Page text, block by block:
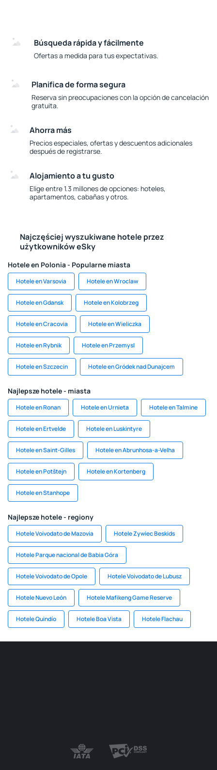
Búsqueda rápida y fácilmente
Ofertas a medida para tus expectativas.
Planifica de forma segura
Reserva sin preocupaciones con la opción de cancelación
gratuita.
Ahorra más
Precios especiales, ofertas y descuentos adicionales
después de registrarse.
Alojamiento a tu gusto
Elige entre 1.3 millones de opciones: hoteles,
apartamentos, cabañas y otros.
Najczęściej wyszukiwane hotele przez
użytkowników eSky
Hotele en Polonia - Popularne miasta
Hotele en Varsovia Hotele en Wroclaw
Hotele en Gdansk Hotele en Kolobrzeg
Hotele en Cracovia Hotele en Wieliczka
Hotele en Rybnik Hotele en Przemysl
Hotele en Szczecin Hotele en Gródek nad Dunajcem
Najlepsze hotele - miasta
Hotele en Ronan Hotele en Urnieta Hotele en Talmine
Hotele en Ertvelde Hotele en Luskintyre
Hotele en Saint-Gilles Hotele en Abrunhosa-a-Velha
Hotele en Potštejn Hotele en Kortenberg
Hotele en Stanhope
Najlepsze hotele - regiony
Hotele Voivodato de Mazovia Hotele Zywiec Beskids
Hotele Parque nacional de Babia Góra
Hotele Voivodato de Opole Hotele Voivodato de Lubusz
Hotele Nuevo León Hotele Mafikeng Game Reserve
Hotele Quindío Hotele Boa Vista Hotele Flachau